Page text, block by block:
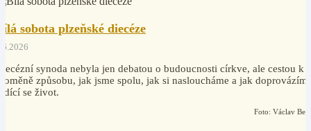
sobota plzeňské diecéze
synoda nebyla jen debatou o budoucnosti církve, ale cestou k
způsobu, jak jsme spolu, jak si nasloucháme a jak
se život.
Foto: Václav